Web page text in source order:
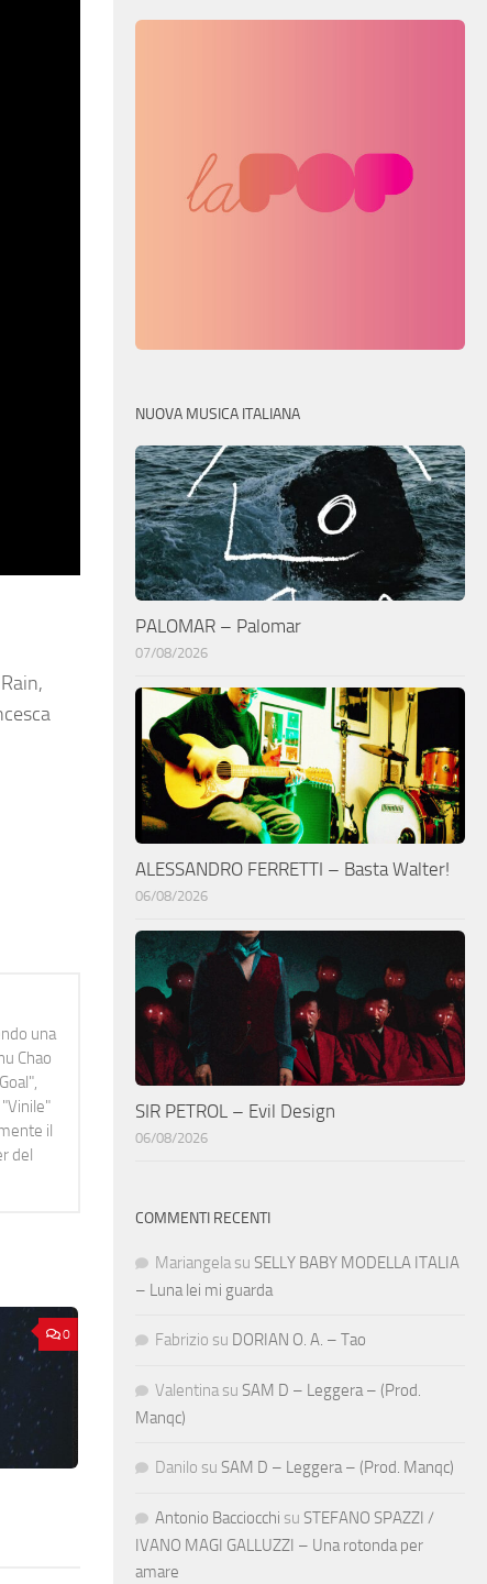
una
Chao
il
del
0
NUOVA MUSICA ITALIANA
PALOMAR – Palomar
07/08/2026
ALESSANDRO FERRETTI – Basta Walter!
06/08/2026
SIR PETROL – Evil Design
06/08/2026
COMMENTI RECENTI
Mariangela su SELLY BABY MODELLA ITALIA
– Luna lei mi guarda
Fabrizio su DORIAN O. A. – Tao
Valentina su SAM D – Leggera – (Prod.
Manqc)
Danilo su SAM D – Leggera – (Prod. Manqc)
Antonio Bacciocchi su STEFANO SPAZZI /
IVANO MAGI GALLUZZI – Una rotonda per
amare